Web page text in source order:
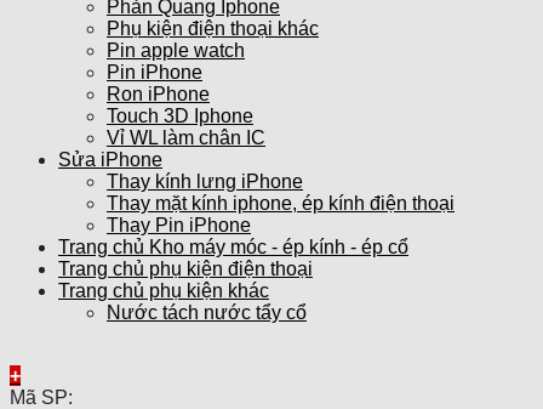
Phản Quang Iphone
Phụ kiện điện thoại khác
Pin apple watch
Pin iPhone
Ron iPhone
Touch 3D Iphone
Vỉ WL làm chân IC
Sửa iPhone
Thay kính lưng iPhone
Thay mặt kính iphone, ép kính điện thoại
Thay Pin iPhone
Trang chủ Kho máy móc - ép kính - ép cổ
Trang chủ phụ kiện điện thoại
Trang chủ phụ kiện khác
Nước tách nước tẩy cổ
+
Mã SP: